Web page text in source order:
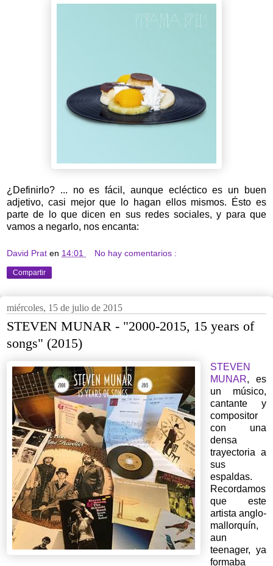
¿Definirlo? ... no es fácil, aunque ecléctico es un buen
adjetivo, casi mejor que lo hagan ellos mismos. Ésto es
parte de lo que dicen en sus redes sociales, y para que
vamos a negarlo, nos encanta:
David Prat en 14:01 No hay comentarios :
Compartir
miércoles, 15 de julio de 2015
STEVEN MUNAR - "2000-2015, 15 years of
songs" (2015)
STEVEN
MUNAR, es
un músico,
cantante y
compositor
con una
densa
trayectoria a
sus
espaldas.
Recordamos
que este
artista anglo-
mallorquín,
aun
teenager, ya
formaba